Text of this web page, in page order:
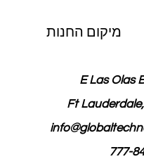
מיקום החנות
Ft